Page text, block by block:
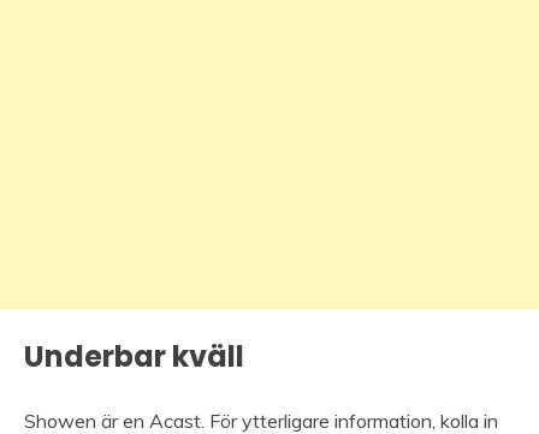
Underbar kväll
Showen är en Acast. För ytterligare information, kolla in